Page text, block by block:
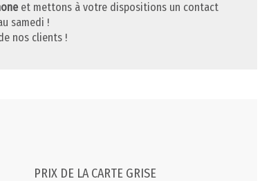
et mettons à votre dispositions un contact
samedi !
nos clients !
PRIX DE LA CARTE GRISE